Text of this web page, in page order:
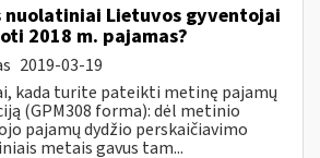
nuolatiniai Lietuvos gyventojai
2018 m. pajamas?
2019-03-19
kada turite pateikti metinę pajamų
(GPM308 forma): dėl metinio
pajamų dydžio perskaičiavimo
metais gavus tam...